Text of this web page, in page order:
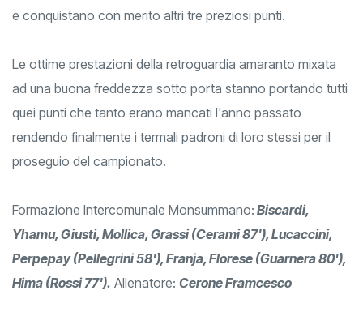
e conquistano con merito altri tre preziosi punti.
Le ottime prestazioni della retroguardia amaranto mixata
ad una buona freddezza sotto porta stanno portando tutti
quei punti che tanto erano mancati l'anno passato
rendendo finalmente i termali padroni di loro stessi per il
proseguio del campionato.
Formazione Intercomunale Monsummano: Biscardi,
Yhamu, Giusti, Mollica, Grassi (Cerami 87'), Lucaccini,
Perpepay (Pellegrini 58'), Franja, Florese (Guarnera 80'),
Hima (Rossi 77'). Allenatore: Cerone Framcesco